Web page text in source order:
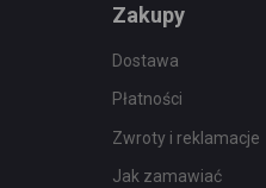
Zakupy
Dostawa
Płatności
Zwroty i reklamacje
Jak zamawiać